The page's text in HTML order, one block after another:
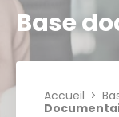
Base
Accueil